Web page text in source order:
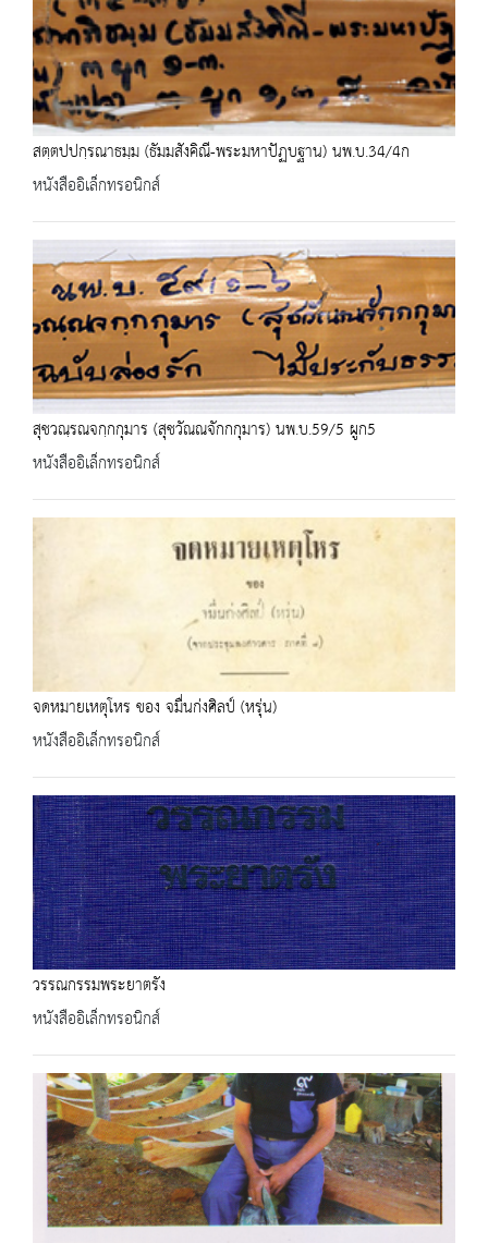
สตฺตปปกฺรณาธมฺม (ธัมมสังคิณี-พระมหาปัฏบฐาน) นพ.บ.34/4ก
หนังสืออิเล็กทรอนิกส์
สุชวณฺรณจกฺกกุมาร (สุชวัณณจักกกุมาร) นพ.บ.59/5 ผูก5
หนังสืออิเล็กทรอนิกส์
จดหมายเหตุโหร ของ จมื่นก่งศิลป์ (หรุ่น)
หนังสืออิเล็กทรอนิกส์
วรรณกรรมพระยาตรัง
หนังสืออิเล็กทรอนิกส์